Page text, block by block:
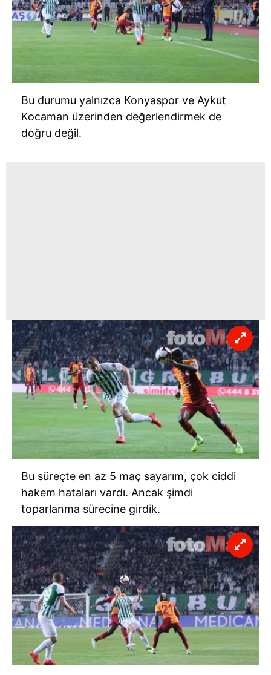
Bu durumu yalnızca Konyaspor ve Aykut
Kocaman üzerinden değerlendirmek de
doğru değil.
Bu süreçte en az 5 maç sayarım, çok ciddi
hakem hataları vardı. Ancak şimdi
toparlanma sürecine girdik.